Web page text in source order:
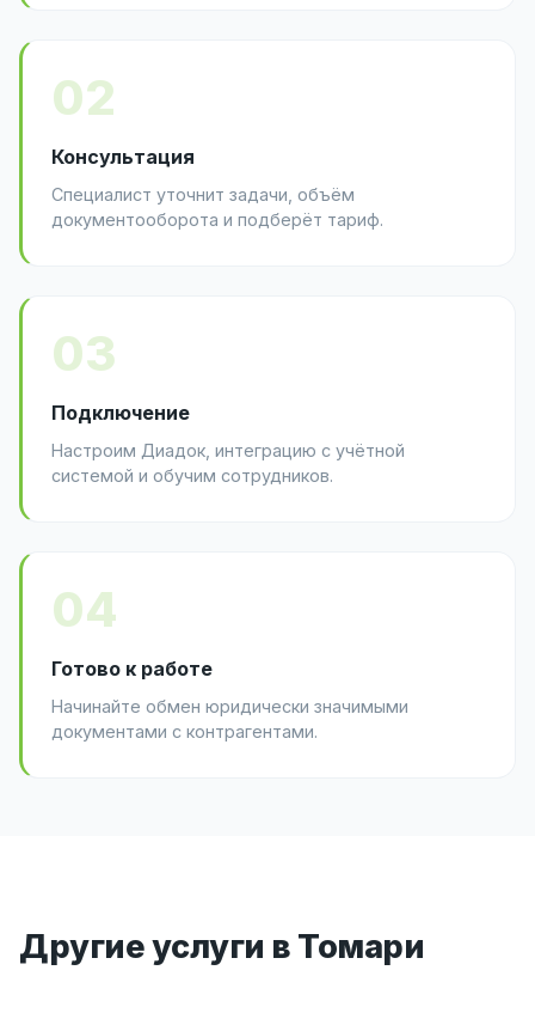
02
Консультация
Специалист уточнит задачи, объём
документооборота и подберёт тариф.
03
Подключение
Настроим Диадок, интеграцию с учётной
системой и обучим сотрудников.
04
Готово к работе
Начинайте обмен юридически значимыми
документами с контрагентами.
Другие услуги в Томари